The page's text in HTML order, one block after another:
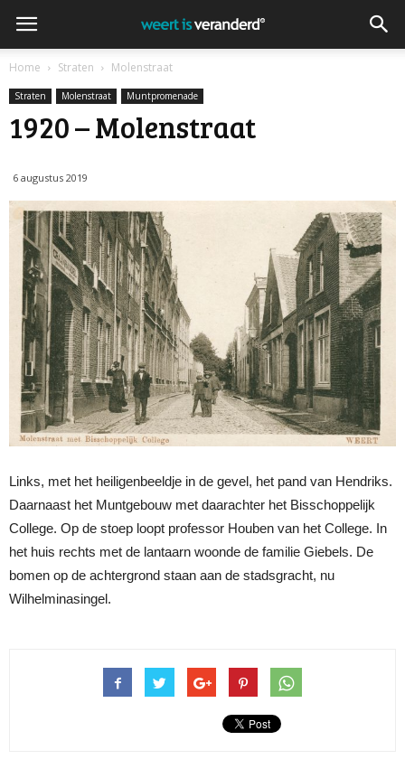
Home Straten Molenstraat
Straten Molenstraat Muntpromenade
1920 – Molenstraat
6 augustus 2019
Links, met het heiligenbeeldje in de gevel, het pand van Hendriks.
Daarnaast het Muntgebouw met daarachter het Bisschoppelijk
College. Op de stoep loopt professor Houben van het College. In
het huis rechts met de lantaarn woonde de familie Giebels. De
bomen op de achtergrond staan aan de stadsgracht, nu
Wilhelminasingel.